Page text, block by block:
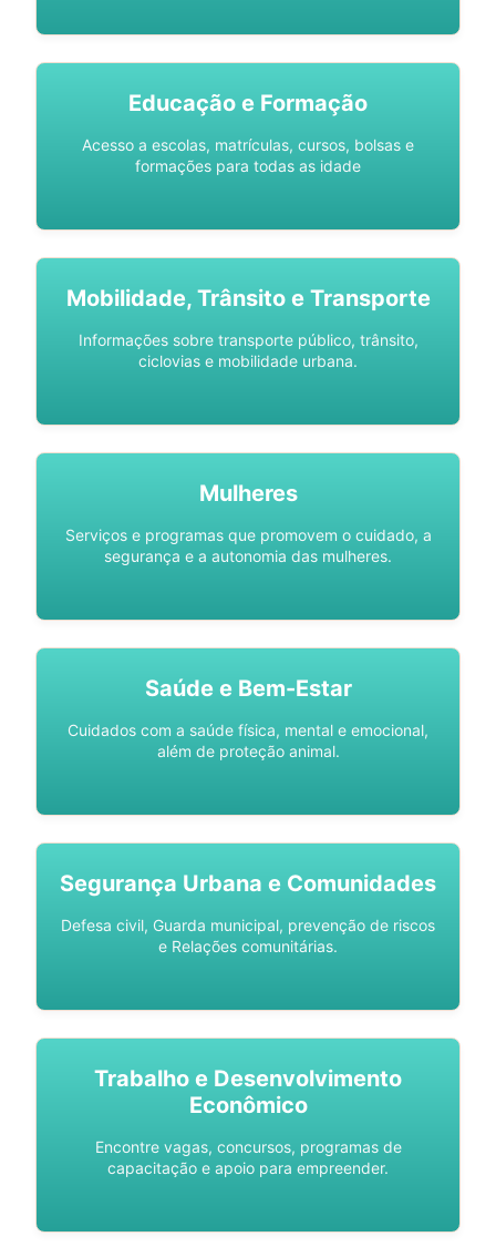
Educação e Formação
Acesso a escolas, matrículas, cursos, bolsas e
formações para todas as idade
Mobilidade, Trânsito e Transporte
Informações sobre transporte público, trânsito,
ciclovias e mobilidade urbana.
Mulheres
Serviços e programas que promovem o cuidado, a
segurança e a autonomia das mulheres.
Saúde e Bem-Estar
Cuidados com a saúde física, mental e emocional,
além de proteção animal.
Segurança Urbana e Comunidades
Defesa civil, Guarda municipal, prevenção de riscos
e Relações comunitárias.
Trabalho e Desenvolvimento
Econômico
Encontre vagas, concursos, programas de
capacitação e apoio para empreender.